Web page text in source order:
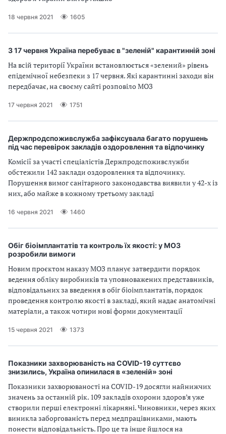
18 червня 2021 1605
З 17 червня Україна перебуває в "зеленій" карантинній зоні
На всій території України встановлюється «зелений» рівень
епідемічної небезпеки з 17 червня. Які карантинні заходи він
передбачає, на своєму сайті розповіло МОЗ
17 червня 2021 1751
Держпродспоживслужба зафіксувала багато порушень
під час перевірок закладів оздоровлення та відпочинку
Комісії за участі спеціалістів Держпродспоживслужби
обстежили 142 заклади оздоровлення та відпочинку.
Порушення вимог санітарного законодавства виявили у 42-х із
них, або майже в кожному третьому закладі
16 червня 2021 1460
Обіг біоімплантатів та контроль їх якості: у МОЗ
розробили вимоги
Новим проєктом наказу МОЗ планує затвердити порядок
ведення обліку виробників та уповноважених представників,
відповідальних за введення в обіг біоімплантатів, порядок
проведення контролю якості в закладі, який надає анатомічні
матеріали, а також чотири нові форми документації
15 червня 2021 1373
Показники захворюваність на COVID-19 суттєво
знизились, Україна опинилася в «зеленій» зоні
Показники захворюваності на COVID-19 досягли найнижчих
значень за останній рік. 109 закладів охорони здоров’я уже
створили перші електронні лікарняні. Чиновники, через яких
виникла заборгованість перед медпрацівниками, мають
понести відповідальність. Про це та інше йшлося на